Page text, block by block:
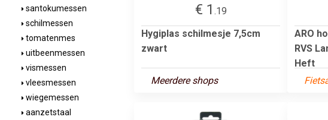
santokumessen
schilmessen
tomatenmes
uitbeenmessen
vismessen
vleesmessen
wiegemessen
aanzetstaal
€ 1 .19
Hygiplas schilmesje 7,5cm
zwart
Meerdere shops
ARO
RVS
Heft